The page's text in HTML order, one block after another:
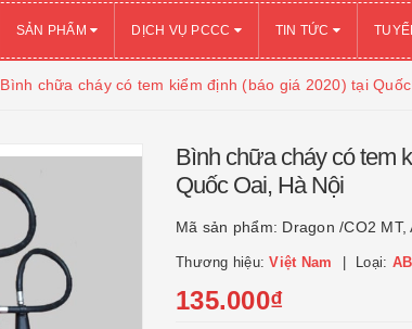
SẢN PHẨM DỊCH VỤ PCCC TIN TỨC
Bình chữa cháy có tem kiểm định (báo giá 2020) tại
Bình chữa cháy có tem
Quốc Oai, Hà Nội
Mã sản phẩm: Dragon /CO2 MT,
Thương hiệu:Việt Nam Loại:
135.000₫